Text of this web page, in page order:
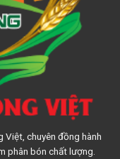
Việt, chuyên đồng hành
phân bón chất lượng.